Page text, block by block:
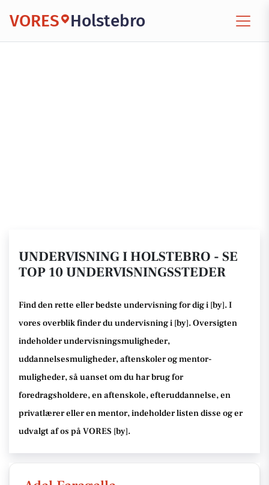
VORES Holstebro
UNDERVISNING I HOLSTEBRO - SE
TOP 10 UNDERVISNINGSSTEDER
Find den rette eller bedste undervisningfor dig i [by]. I
vores overblik finder du undervisning i [by].Oversigten
indeholder undervisningsmuligheder,
uddannelsesmuligheder, aftenskoler og mentor-
muligheder, så uanset om du har brug for
foredragsholdere, en aftenskole, efteruddannelse, en
privatlærer eller en mentor, indeholder listen disse og er
udvalgt af os på VORES [by].